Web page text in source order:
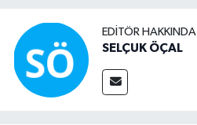
EDITÖR HAKKINDA
SELÇUK ÖÇAL